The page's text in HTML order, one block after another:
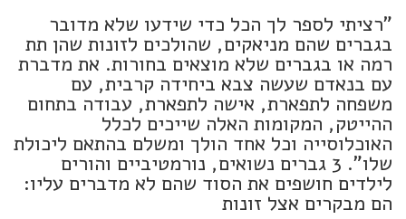
"רציתי לספר לך הכל כדי שידעו שלא מדובר
בגברים שהם מניאקים, שהולכים לזונות שהן תת
רמה או בגברים שלא מוצאים בחורות. את מדברת
עם בנאדם שעשה צבא ביחידה קרבית, עם
משפחה לתפארת, אישה לתפארת, עבודה בתחום
ההייטק, המקומות האלה שייכים לכלל
האוכלוסייה וכל אחד הולך ומשלם בהתאם ליכולת
שלו". 3 גברים נשואים, נורמטיביים והורים
לילדים חושפים את הסוד שהם לא מדברים עליו:
הם מבקרים אצל זונות